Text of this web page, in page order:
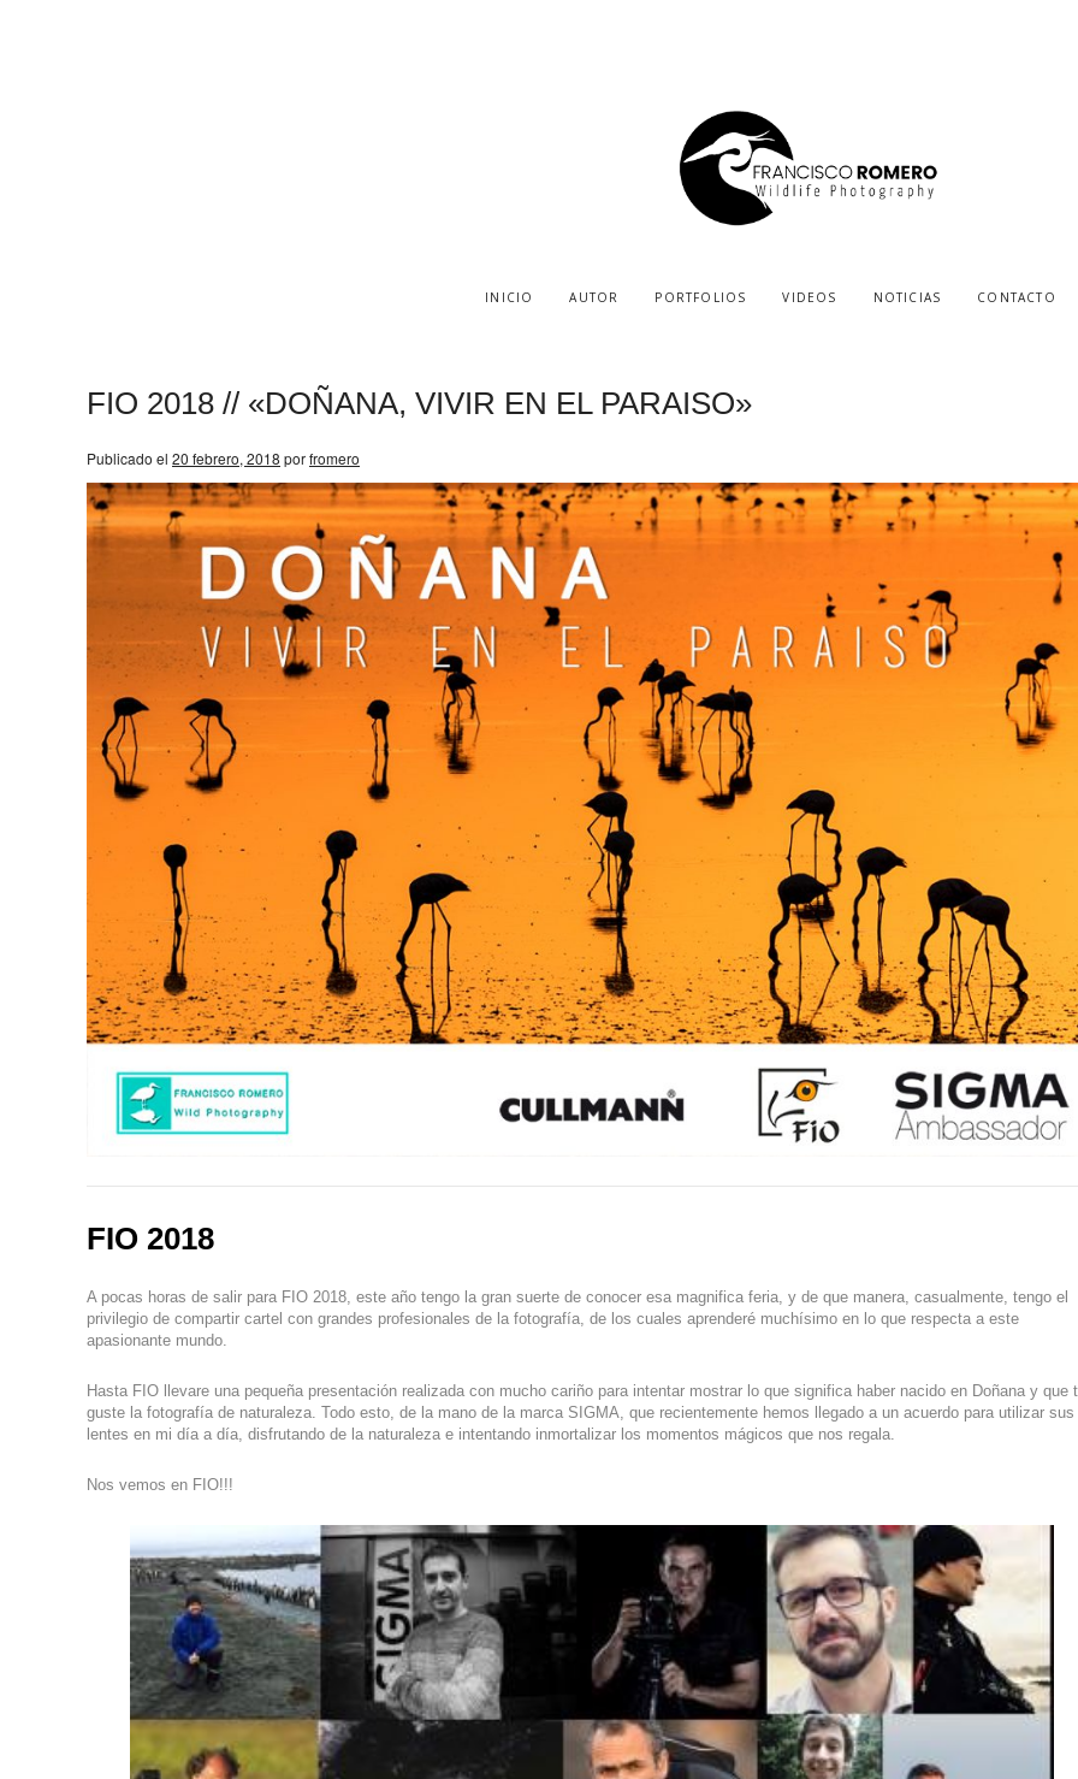
INICIO AUTOR PORTFOLIOS VIDEOS NOTICIAS CONTACTO
FIO 2018 // «DOÑANA, VIVIR EN EL PARAISO»
Publicado el 20 febrero, 2018 porfromero
FIO 2018
A pocas horas de salir para FIO 2018, este año tengo la gran suerte de conocer esa magnifica feria, y de que manera, casualmente, tengo el
privilegio de compartir cartel con grandes profesionales de la fotografía, de los cuales aprenderé muchísimo en lo que respecta a este
apasionante mundo.
Hasta FIO llevare una pequeña presentación realizada con mucho cariño para intentar mostrar lo que significa haber nacido en Doñana y que
guste la fotografía de naturaleza. Todo esto, de la mano de la marca SIGMA, que recientemente hemos llegado a un acuerdo para utilizar sus
lentes en mi día a día, disfrutando de la naturaleza e intentando inmortalizar los momentos mágicos que nos regala.
Nos vemos en FIO!!!